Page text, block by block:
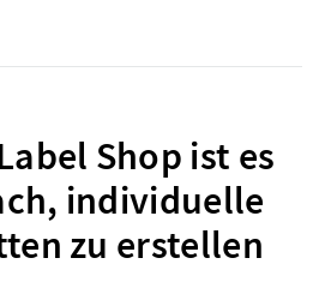
Shop ist es
individuelle
zu erstellen